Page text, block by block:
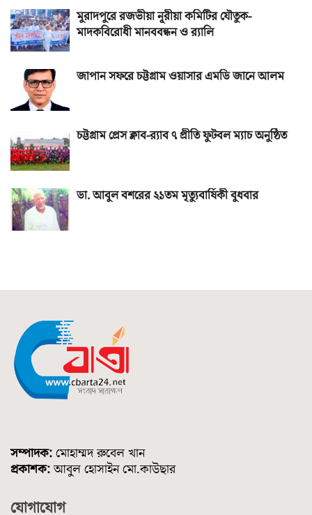
মুরাদপুরে রজভীয়া নূরীয়া কমিটির যৌতুক-
মাদকবিরোধী মানববন্ধন ও র‌্যালি
জাপান সফরে চট্টগ্রাম ওয়াসার এমডি জানে আলম
চট্টগ্রাম প্রেস ক্লাব-র‌্যাব ৭ প্রীতি ফুটবল ম্যাচ অনুষ্ঠিত
ডা. আবুল বশরের ২১তম মৃত্যুবার্ষিকী বুধবার
সম্পাদক: মোহাম্মদ রুবেল খান
প্রকাশক:আবুল হোসাইন মো.কাউছার
যোগাযোগ